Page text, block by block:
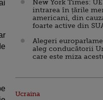
New York Times:
intrarea în țările
americani, din
foarte active din
Alegeri
aleg conducătorii
care este miza
Ucraina